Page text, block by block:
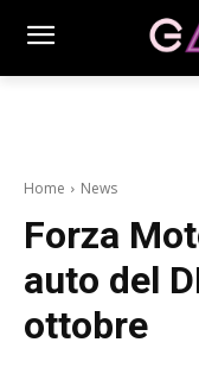
Home News
Forza
auto del
ottobre